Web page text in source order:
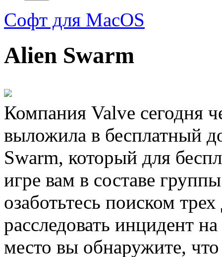
Софт для MacOS
Alien Swarm
Компания Valve сегодня
выложила в бесплатный
Swarm, который для
игре вам в составе
озаботьтесь поиском
расследовать инцидент
место вы обнаружите,